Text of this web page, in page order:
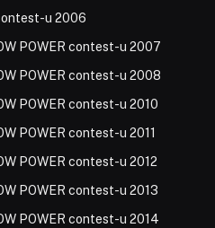
u 2006
POWER contest-u 2007
POWER contest-u 2008
POWER contest-u 2010
POWER contest-u 2011
POWER contest-u 2012
POWER contest-u 2013
POWER contest-u 2014